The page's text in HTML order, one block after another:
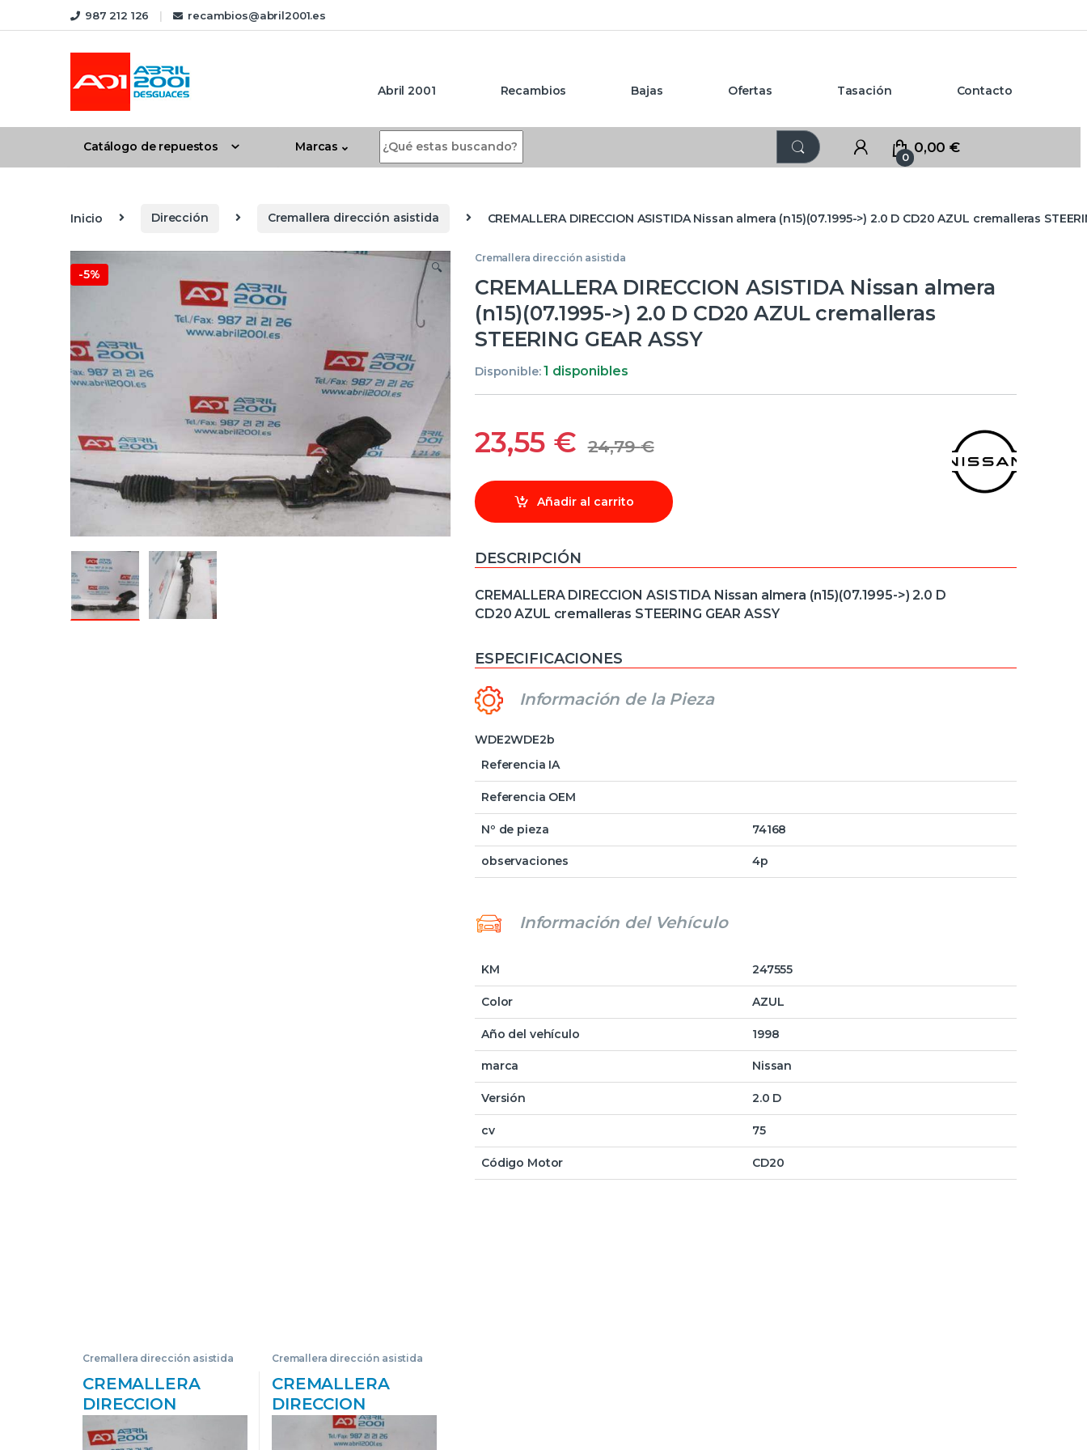
Skip to navigation
Skip to content987 212 126 recambios@abril2001.es
Abril 2001 Recambios Bajas Ofertas Tasación Contacto
Catálogo de repuestos
0
0,00€
Marcas
Inicio Dirección Cremallera dirección asistida CREMALLERA DIRECCION ASISTIDA Nissan almera (n15)(07.1995->) 2.0 D CD20 AZUL cremalleras
-5% 🔍
Cremallera dirección asistida
CREMALLERA DIRECCION ASISTIDA Nissan almera
(n15)(07.1995->) 2.0 D CD20 AZUL cremalleras
STEERING GEAR ASSY
Disponible:1 disponibles
23,55 € 24,79€
Añadir al carrito
DESCRIPCIÓN
CREMALLERA DIRECCION ASISTIDA Nissan almera (n15)(07.1995->) 2.0 D
CD20 AZUL cremalleras STEERING GEAR ASSY
ESPECIFICACIONES
Información de la Pieza
WDE2WDE2b
Referencia IA
Referencia OEM
Nº de pieza 74168
observaciones 4p
Información del Vehículo
KM 247555
Color AZUL
Año del vehículo 1998
marca Nissan
Versión 2.0 D
cv 75
Código Motor CD20
Cremallera dirección asistida
CREMALLERA
DIRECCION
ASISTIDA NISSAN
PRIMERA BERLINA
Cremallera dirección asistida
CREMALLERA
DIRECCION
ASISTIDA NISSAN
MAXIMA QX (A32)